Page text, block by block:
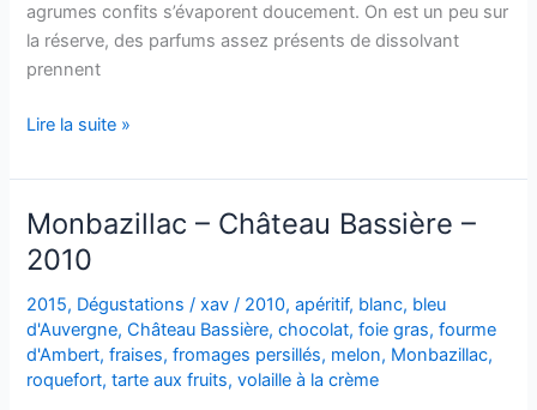
agrumes confits s’évaporent doucement. On est un peu sur
la réserve, des parfums assez présents de dissolvant
prennent
Sauternes
Les
Carmes
de
Rieussec
–
2004
Lire la suite »
Monbazillac – Château Bassière –
2010
2015, Dégustations /xav/ 2010,apéritif, blanc, bleu
d'Auvergne,Château Bassière,chocolat,foie gras,fourme
d'Ambert,fraises,fromages persillés, melon, Monbazillac,
roquefort,tarte aux fruits,volaille à la crème